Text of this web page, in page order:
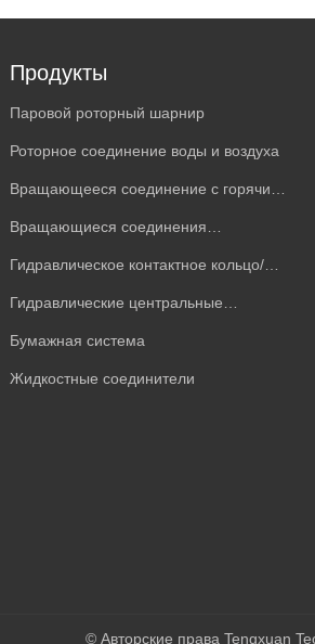
Продукты
Паровой роторный шарнир
Роторное соединение воды и воздуха
Вращающееся соединение с горячим
маслом
Вращающиеся соединения
охлаждающей жидкости
Гидравлическое контактное кольцо/
муфта
Гидравлические центральные
поворотные соединения
Бумажная система
Жидкостные соединители
© Авторские права Tengxuan